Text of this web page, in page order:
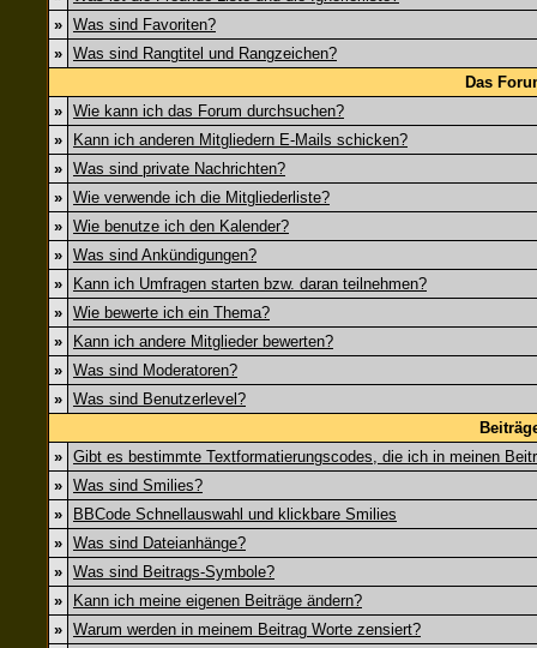
» Was sind Favoriten?
» Was sind Rangtitel und Rangzeichen?
Das
» Wie kann ich das Forum durchsuchen?
»
Kann ich anderen Mitgliedern E-Mails schicken?
» Was sind private Nachrichten?
» Wie verwende ich die Mitgliederliste?
» Wie benutze ich den Kalender?
» Was sind Ankündigungen?
»
Kann ich Umfragen starten bzw. daran teilnehmen?
» Wie bewerte ich ein Thema?
»
Kann ich andere Mitglieder bewerten?
» Was sind Moderatoren?
» Was sind Benutzerlevel?
» Gibt es bestimmte Textformatierungscodes, die ich in meinen
» Was sind Smilies?
»
BBCode Schnellauswahl und klickbare Smilies
» Was sind Dateianhänge?
» Was sind Beitrags-Symbole?
»
Kann ich meine eigenen Beiträge ändern?
» Warum werden in meinem Beitrag Worte zensiert?